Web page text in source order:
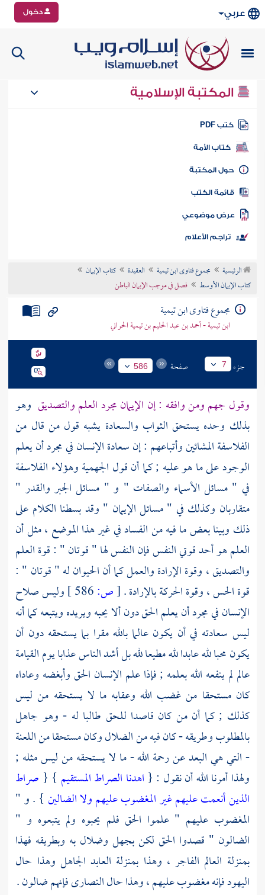
عربي دخول
المكتبة الإسلامية
كتب PDF
كتاب الأمة
المكتبة
الكتب
موضوعي
تراجم الأعلام
الرئيسية مجموع فتاوى ابن تيمية العقيدة
كتاب الإيمان
كتاب الإيمان الأوسط
فصل في موجب الإيمان الباطن
مجموع فتاوى ابن تيمية
ابن تيمية - أحمد بن عبد الحليم بن تيمية الحراني
جزء 7 صفحة 586
وقول جهمومن وافقه : إن الإيمان مجرد العلم والتصديق وهو
بذلك وحده يستحق الثواب والسعادة يشبه قول من قال من
الفلاسفةالمشائين وأتباعهم : إن سعادة الإنسان في مجرد أن يعلم
الوجود على ما هو عليه ; كما أن قول الجهميةوهؤلاء الفلاسفة
في " مسائل الأسماء والصفات " و " مسائل الجبر والقدر "
متقاربان وكذلك في " مسائل الإيمان " وقد بسطنا الكلام على
ذلك وبينا بعض ما فيه من الفساد في غير هذا الموضع ، مثل أن
العلم هو أحد قوتي النفس فإن النفس لها " قوتان " : قوة العلم
والتصديق ، وقوة الإرادة والعمل كما أن الحيوان له " قوتان " :
قوة الحس ، وقوة الحركة بالإرادة .[ص:
وليس صلاح
الإنسان في مجرد أن يعلم الحق دون ألا يحبه ويريده ويتبعه كما أنه
ليس سعادته في أن يكون عالما بالله مقرا بما يستحقه دون أن
يكون محبا لله عابدا لله مطيعا لله بل أشد الناس عذابا يوم القيامة
عالم لم ينفعه الله بعلمه ; فإذا علم الإنسان الحق وأبغضه وعاداه
كان مستحقا من غضب الله وعقابه ما لا يستحقه من ليس
كذلك ; كما أن من كان قاصدا للحق طالبا له - وهو جاهل
بالمطلوب وطريقه - كان فيه من الضلال وكان مستحقا من اللعنة
- التي هي البعد عن رحمة الله - ما لا يستحقه من ليس مثله ;
ولهذا أمرنا الله أن نقول : { اهدنا الصراط المستقيم } { صراط
الذين أنعمت عليهم غير المغضوب عليهم ولا الضالين } . و "
المغضوب عليهم " علموا الحق فلم يحبوه ولم يتبعوه و "
الضالون " قصدوا الحق لكن بجهل وضلال به وبطريقه فهذا
بمنزلة العالم الفاجر ، وهذا بمنزلة العابد الجاهل وهذا حال
اليهودفإنه مغضوب عليهم ، وهذا حالالنصارىفإنهم ضالون .